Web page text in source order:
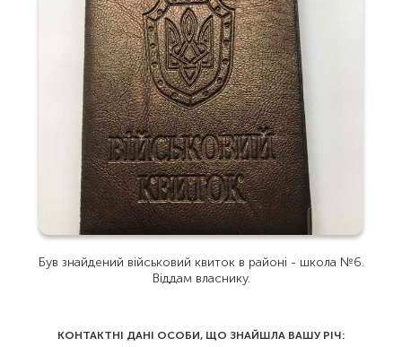
Був знайдений військовий квиток в районі - школа №6.
Віддам власнику.
КОНТАКТНІ ДАНІ ОСОБИ, ЩО ЗНАЙШЛА ВАШУ РIЧ: